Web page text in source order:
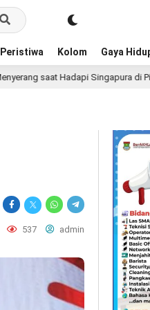
Peristiwa Kolom Gaya
Singapura di Piala AFF 2026
537 admin